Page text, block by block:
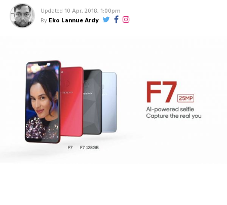
Updated 10 Apr, 2018, 1:00pm
By Eko Lannue Ardy